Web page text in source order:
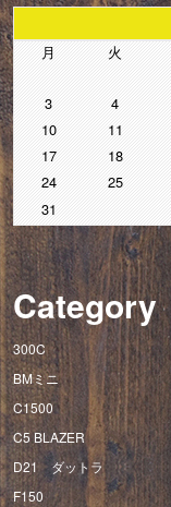
月 火
3
4
10
11
17
18
24
25
31
Category
300C
BMミニ
C1500
C5 BLAZER
D21 ダットラ
F150